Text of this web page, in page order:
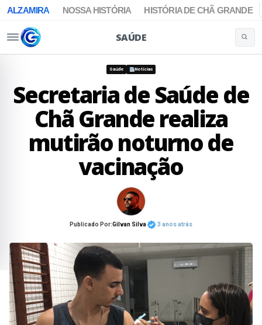
ALZAMIRA NOSSA HISTÓRIA HISTÓRIA DE CHÃ GRANDE
SAÚDE
Saúde Notícias
Secretaria de Saúde de
Chã Grande realiza
mutirão noturno de
vacinação
Publicado Por:Gilvan Silva 3 anos atrás